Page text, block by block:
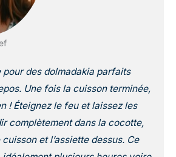
des dolmadakia parfaits
Une fois la cuisson terminée,
! Éteignez le feu et laissez les
complètement dans la cocotte,
et l’assiette dessus. Ce